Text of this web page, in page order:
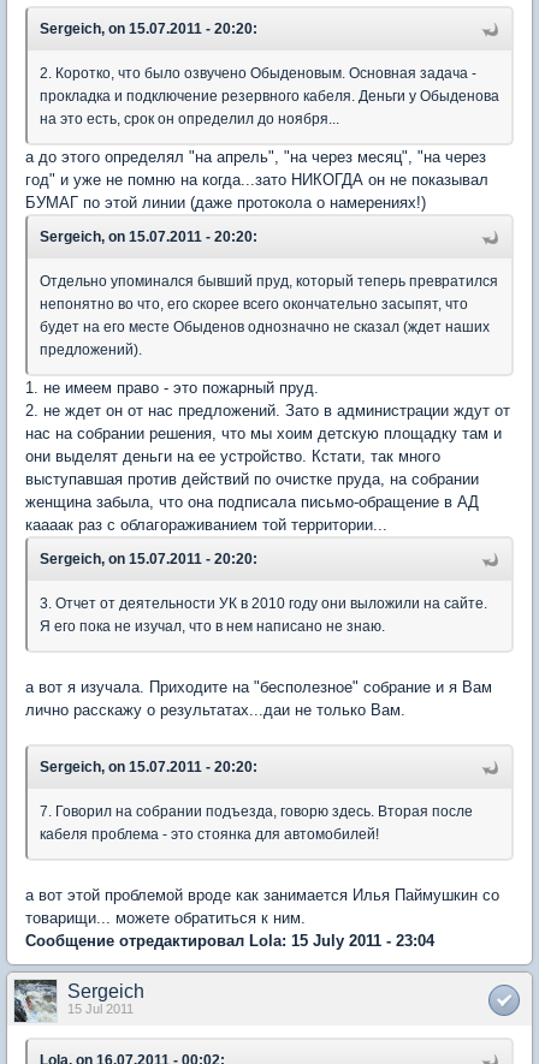
Sergeich, on 15.07.2011 - 20:20:
2. Коротко, что было озвучено Обыденовым. Основная задача -
прокладка и подключение резервного кабеля. Деньги у Обыденова
на это есть, срок он определил до ноября...
а до этого определял "на апрель", "на через месяц", "на через
год" и уже не помню на когда...зато НИКОГДА он не показывал
БУМАГ по этой линии (даже протокола о намерениях!)
Sergeich, on 15.07.2011 - 20:20:
Отдельно упоминался бывший пруд, который теперь превратился
непонятно во что, его скорее всего окончательно засыпят, что
будет на его месте Обыденов однозначно не сказал (ждет наших
предложений).
1. не имеем право - это пожарный пруд.
2. не ждет он от нас предложений. Зато в администрации ждут от
нас на собрании решения, что мы хоим детскую площадку там и
они выделят деньги на ее устройство. Кстати, так много
выступавшая против действий по очистке пруда, на собрании
женщина забыла, что она подписала письмо-обращение в АД
каааак раз с облагораживанием той территории...
Sergeich, on 15.07.2011 - 20:20:
3. Отчет от деятельности УК в 2010 году они выложили на сайте.
Я его пока не изучал, что в нем написано не знаю.
а вот я изучала. Приходите на "бесполезное" собрание и я Вам
лично расскажу о результатах...даи не только Вам.
Sergeich, on 15.07.2011 - 20:20:
7. Говорил на собрании подъезда, говорю здесь. Вторая после
кабеля проблема - это стоянка для автомобилей!
а вот этой проблемой вроде как занимается Илья Паймушкин со
товарищи... можете обратиться к ним.
Сообщение отредактировал Lola: 15 July 2011 - 23:04
Sergeich
15 Jul 2011
Lola, on 16.07.2011 - 00:02: